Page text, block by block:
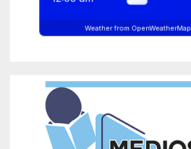
Weather from OpenWeatherMap